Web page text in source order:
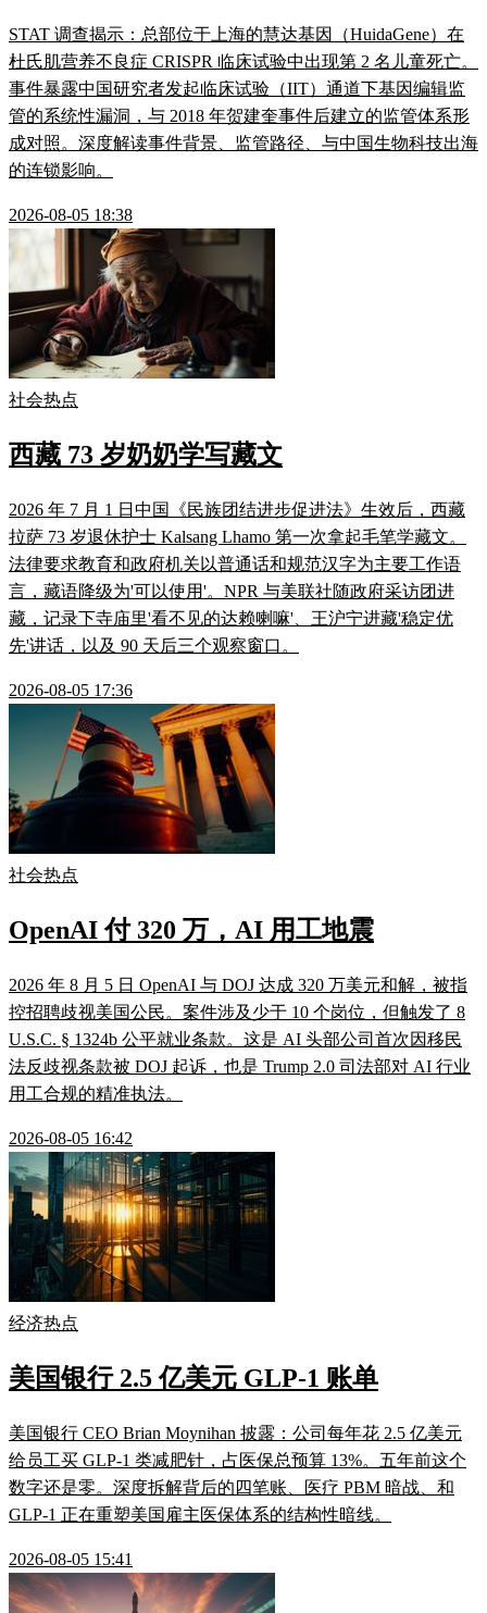
STAT 调查揭示：总部位于上海的慧达基因（HuidaGene）在
杜氏肌营养不良症 CRISPR 临床试验中出现第 2 名儿童死亡。
事件暴露中国研究者发起临床试验（IIT）通道下基因编辑监
管的系统性漏洞，与 2018 年贺建奎事件后建立的监管体系形
成对照。深度解读事件背景、监管路径、与中国生物科技出海
的连锁影响。
2026-08-05 18:38
社会热点
西藏 73 岁奶奶学写藏文
2026 年 7 月 1 日中国《民族团结进步促进法》生效后，西藏
拉萨 73 岁退休护士 Kalsang Lhamo 第一次拿起毛笔学藏文。
法律要求教育和政府机关以普通话和规范汉字为主要工作语
言，藏语降级为'可以使用'。NPR 与美联社随政府采访团进
藏，记录下寺庙里'看不见的达赖喇嘛'、王沪宁进藏'稳定优
先'讲话，以及 90 天后三个观察窗口。
2026-08-05 17:36
社会热点
OpenAI 付 320 万，AI 用工地震
2026 年 8 月 5 日 OpenAI 与 DOJ 达成 320 万美元和解，被指
控招聘歧视美国公民。案件涉及少于 10 个岗位，但触发了 8
U.S.C. § 1324b 公平就业条款。这是 AI 头部公司首次因移民
法反歧视条款被 DOJ 起诉，也是 Trump 2.0 司法部对 AI 行业
用工合规的精准执法。
2026-08-05 16:42
经济热点
美国银行 2.5 亿美元 GLP-1 账单
美国银行 CEO Brian Moynihan 披露：公司每年花 2.5 亿美元
给员工买 GLP-1 类减肥针，占医保总预算 13%。五年前这个
数字还是零。深度拆解背后的四笔账、医疗 PBM 暗战、和
GLP-1 正在重塑美国雇主医保体系的结构性暗线。
2026-08-05 15:41